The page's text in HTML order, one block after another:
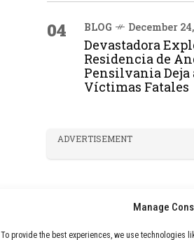
Manage
To provide the best experiences, we use technologies
04 BLOG December
Devastadora
Residencia de
Pensilvania Deja
Víctimas Fatales
ADVERTISEMENT